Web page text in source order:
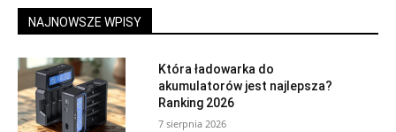
NAJNOWSZE WPISY
Która ładowarka do
akumulatorów jest najlepsza?
Ranking 2026
7 sierpnia 2026